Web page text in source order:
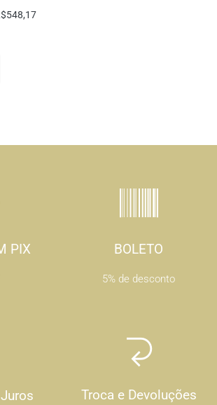
548,17
PIX BOLETO
5% de desconto
Troca e Devoluções